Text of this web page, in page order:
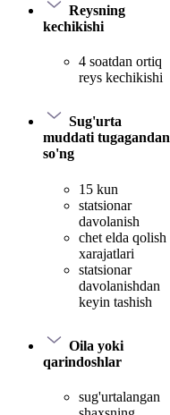
Reysning
kechikishi
4 soatdan ortiq
reys kechikishi
Sug'urta
muddati tugagandan
so'ng
15 kun
statsionar
davolanish
chet elda qolish
xarajatlari
statsionar
davolanishdan
keyin tashish
Oila yoki
qarindoshlar
sug'urtalangan